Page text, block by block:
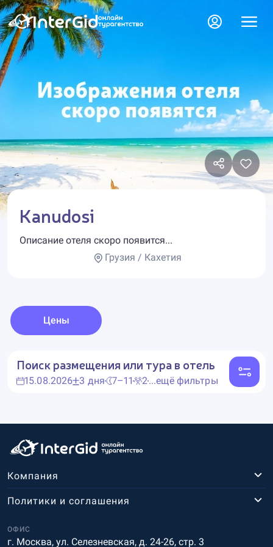
Kanudosi
Описание отеля скоро появится...
Грузия / Кахетия
Цены
Поиск размещения или тура в отель
15.08.2026 3 дня 7–11 2...ещё фильтры
Компания
ОФИС
г. Москва, ул. Селезневская, д. 24-26, стр. 3
Политики и соглашения